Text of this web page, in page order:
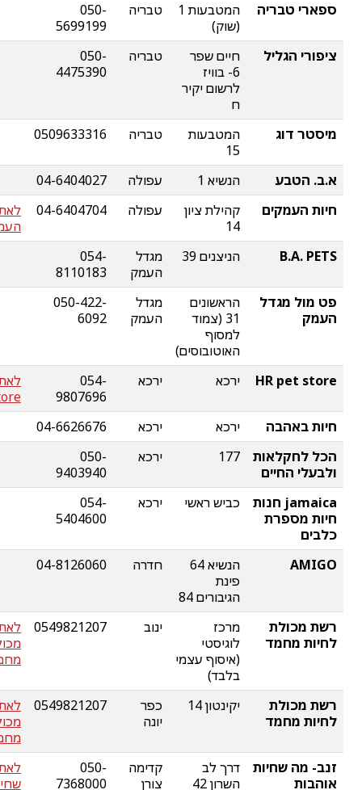
ספארי טבריה
המטבעות 1
(שוק)
טבריה
050-
5699199
ציפורי הגליל
חיים שפר
6- בוויז
לרשום יקיר
ח
טבריה
050-
4475390
מיסטר דוג
המטבעות
15
טבריה 0509633316
א.ב. הטבע הנשיא 1 עפולה
04-6404027
חיות העמקים
קהילת ציון
14
עפולה 04-6404704
B.A. PETS
הניצנים 39
מגדל
העמק
054-
8110183
פט מול מגדל
העמק
הראשונים
31 (צמוד
למסוף
האוטובוסים)
מגדל
העמק
050-422-
6092
HR pet store ירכא ירכא
054-
9807696
חיות באהבה
ירכא ירכא
04-6626676
הכל לחקלאות
ולבעלי החיים
177 ירכא
050-
9403940
jamaica חנות
חיות מספרת
כלבים
כביש ראשי ירכא
054-
5404600
AMIGO
הנשיא 64
פינת
הגיבורים 84
חדרה 04-8126060
רשת מכולת
לחיות מחמד
מרכז
לוגיסטי
(איסוף עצמי
בלבד)
ינוב 0549821207
רשת מכולת
לחיות מחמד
יקינטון 14
כפר
יונה
0549821207
זנב- מה שחיות
אוהבות
דרך לב
השרון 42
קדימה
צורן
050-
7368000